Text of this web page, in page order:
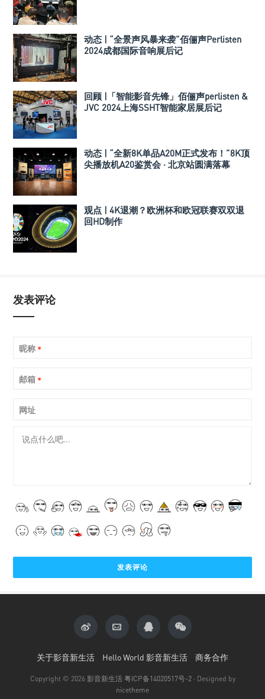
动态 | “全景声风暴来袭”佰俪声Perlisten
2024成都国际音响展后记
回顾 |「智能影音先锋」佰俪声perlisten &
JVC 2024上海SSHT智能家居展后记
动态 | “全新8K单品A20M正式发布！”8K顶
尖播放机A20鉴赏会 · 北京站圆满落幕
观点 | 4K退潮？欧洲杯和欧冠联赛双双退
回HD制作
发表评论
昵称 *
邮箱 *
网址
关于影音新生活 Hello World 影音新生活 商务合作
Copyright © 2026 影音新生活 粤ICP备14020517号-2 · Designed by
nicetheme